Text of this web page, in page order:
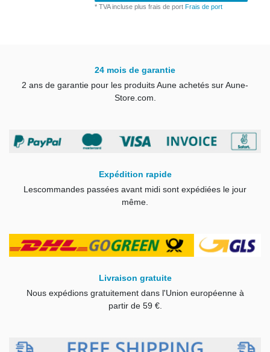
*TVA incluse plus frais de port Frais de port
24 mois de garantie
2 ans de garantie pour les produits Aune achetés sur Aune-
Store.com.
Expédition rapide
Lescommandes passées avant midi sont expédiées le jour
même
Livraison gratuite
Nous expédions gratuitement dans l'Union européenne à
partir de 59 €.